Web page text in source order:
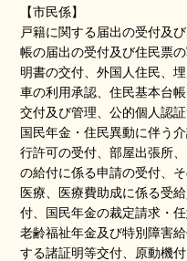
【市民係】
戸籍に関する届出の受付及
帳の届出の受付及び住民票
明書の交付、外国人住民、
車の利用承認、住民基本台
交付及び管理、公的個人認
国民年金・住民異動に伴う
行許可の受付、部屋出張所
の給付に係る申請の受付、
医療、医療費助成に係る受
付、国民年金の裁定請求・
老齢福祉年金及び特別障害
する諸証明等交付、原動機